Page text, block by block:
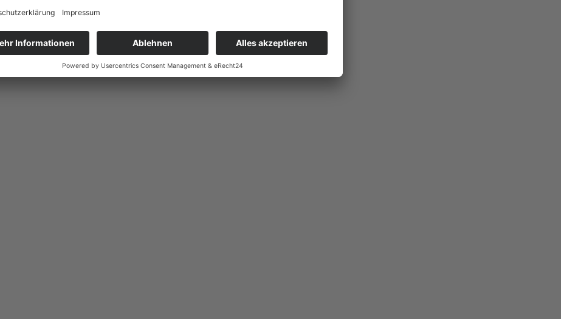
in Potsdam“